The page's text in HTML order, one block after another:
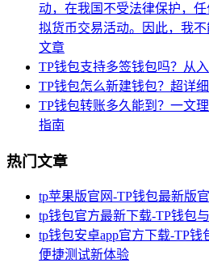
动，在我国不受法律保护，
拟货币交易活动。因此，我
文章
TP钱包支持多签钱包吗？从
TP钱包怎么新建钱包？超详
TP钱包转账多久能到？一文
指南
热门文章
tp苹果版官网-TP钱包最新版
tp钱包官方最新下载-TP钱包
tp钱包安卓app官方下载-TP
便捷测试新体验